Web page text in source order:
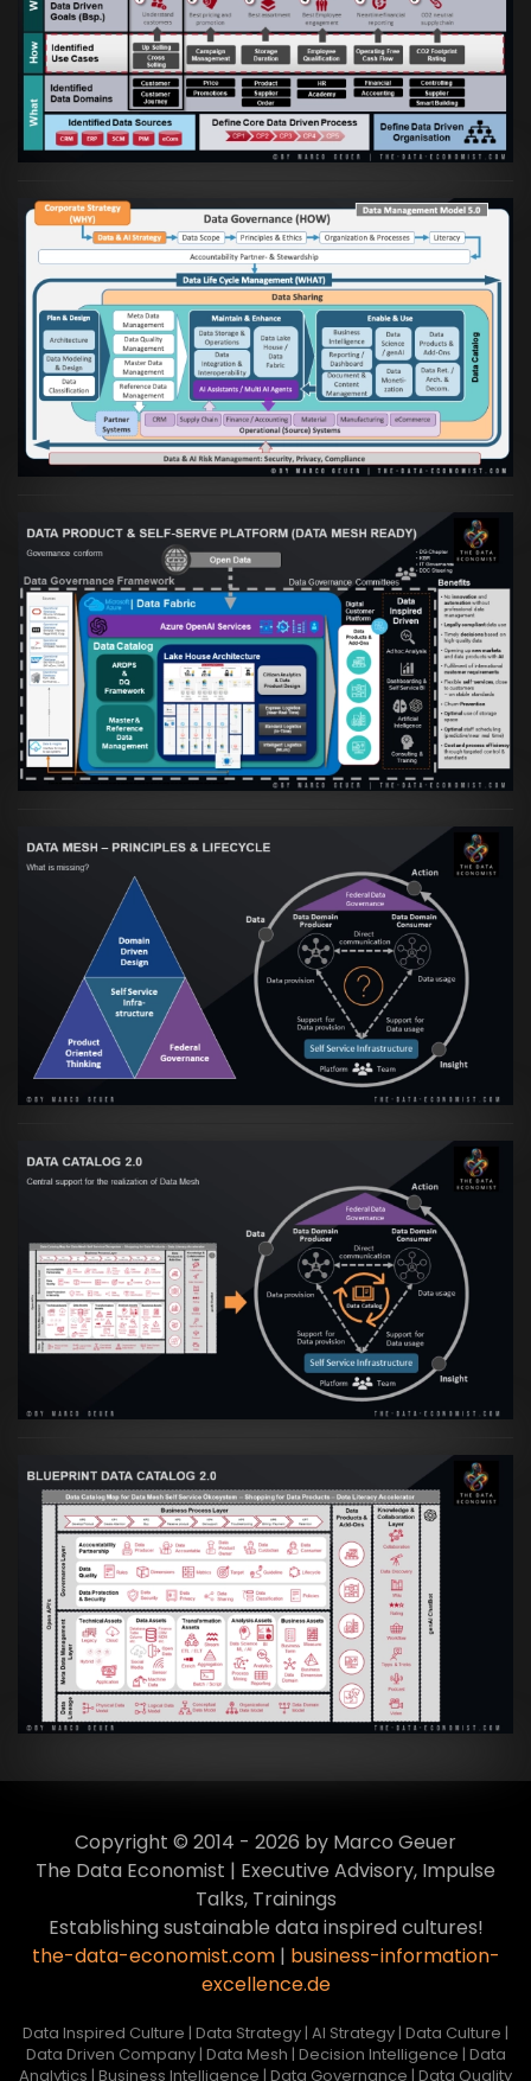
Artikel:
Business Case orientierte
Etablierung einer Data Driven Company
VIEW
Artikel:Die moderne Architektur für
Daten- und KI-orientierte Unternehmen
VIEW
Artikel:Warum eine Data Governance
orientierte Data Fabric essenziell für
skalierbare qualitative Datenprodukte ist
VIEW
Artikel:Data Mesh Ökosysteme: Die
Transformation zur Data Inspired Human
Culture
VIEW
Artikel:Data Mesh Ökosysteme: Die
Transformation zur Data Inspired Human
Culture
VIEW
Artikel:Data Mesh Ökosysteme: Die
Transformation zur Data Inspired Human
Culture
VIEW
Copyright © 2014 - 2026 by Marco Geuer
The Data Economist | Executive Advisory, Impulse
Talks, Trainings
Establishing sustainable data inspired cultures!
the-data-economist.com| business-information-
excellence.de
Data Inspired Culture | Data Strategy | AI Strategy | Data Culture |
Data Driven Company | Data Mesh | Decision Intelligence | Data
Analytics | Business Intelligence | Data Governance | Data Quality